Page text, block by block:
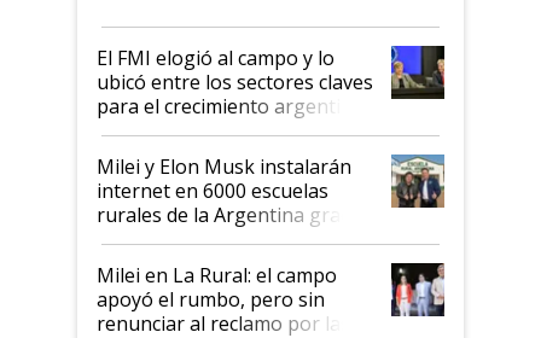
de Milei
El FMI elogió al campo y lo
ubicó entre los sectores claves
para el crecimiento argentino
Milei y Elon Musk instalarán
internet en 6000 escuelas
rurales de la Argentina gracias
a un acuerdo con Starlink
Milei en La Rural: el campo
apoyó el rumbo, pero sin
renunciar al reclamo por las